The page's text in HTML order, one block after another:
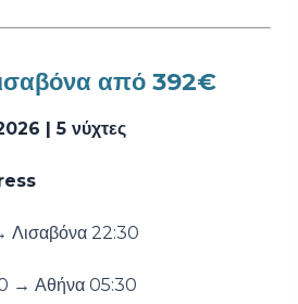
από 392€
| 5 νύχτες
22:30
→ Αθήνα 05:30